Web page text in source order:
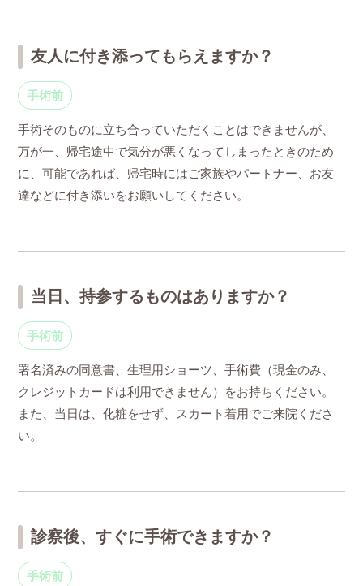
友人に付き添ってもらえますか？
手術前
手術そのものに立ち合っていただくことはできませんが、
万が一、帰宅途中で気分が悪くなってしまったときのため
に、可能であれば、帰宅時にはご家族やパートナー、お友
達などに付き添いをお願いしてください。
当日、持参するものはありますか？
手術前
署名済みの同意書、生理用ショーツ、手術費（現金のみ、
クレジットカードは利用できません）をお持ちください。
また、当日は、化粧をせず、スカート着用でご来院くださ
い。
診察後、すぐに手術できますか？
手術前